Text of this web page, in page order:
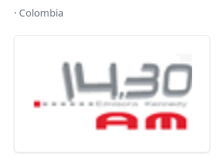
· Colombia